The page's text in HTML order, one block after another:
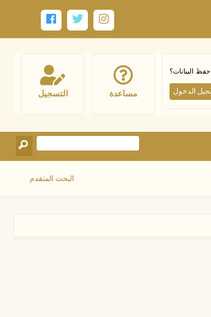
التسجيل مساعدة
حفظ البيانات؟
البحث المتقدم